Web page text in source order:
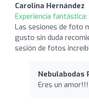
Carolina Hernández
Experiencia fantástica:
Las sesiones de foto
gusto sin duda
sesión de fotos
Nebulabodas
Eres un amor!!!